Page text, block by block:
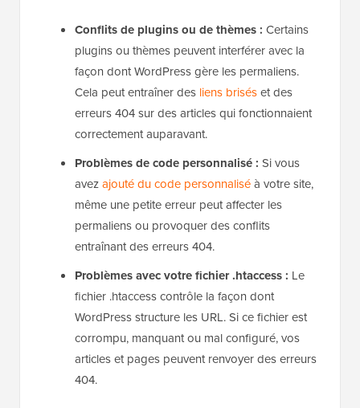
Conflits de plugins ou de thèmes : Certains
plugins ou thèmes peuvent interférer avec la
façon dont WordPress gère les permaliens.
Cela peut entraîner des liens briséset des
erreurs 404 sur des articles qui fonctionnaient
correctement auparavant.
Problèmes de code personnalisé : Si vous
avezajouté du code personnaliséà votre site,
même une petite erreur peut affecter les
permaliens ou provoquer des conflits
entraînant des erreurs 404.
Problèmes avec votre fichier .htaccess : Le
fichier .htaccess contrôle la façon dont
WordPress structure les URL. Si ce fichier est
corrompu, manquant ou mal configuré, vos
articles et pages peuvent renvoyer des erreurs
404.